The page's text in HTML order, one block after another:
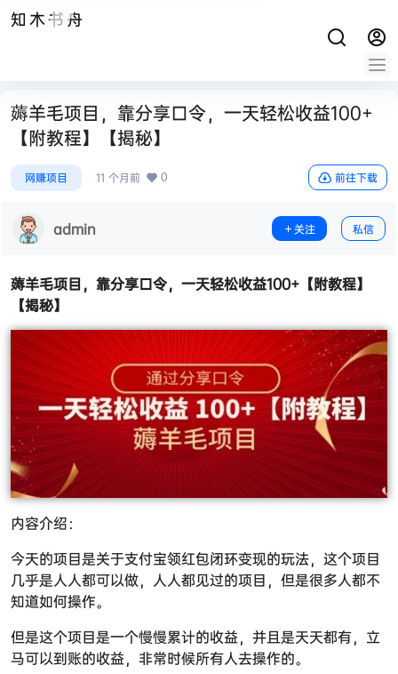
知木书舟
薅羊毛项目，靠分享口令，一天轻松收益100+
【附教程】【揭秘】
网赚项目 11 个月前 0 前往下载
admin 关注 私信
薅羊毛项目，靠分享口令，一天轻松收益100+【附教程】
【揭秘】
内容介绍：
今天的项目是关于支付宝领红包闭环变现的玩法，这个项目
几乎是人人都可以做，人人都见过的项目，但是很多人都不
知道如何操作。
但是这个项目是一个慢慢累计的收益，并且是天天都有，立
马可以到账的收益，非常时候所有人去操作的。